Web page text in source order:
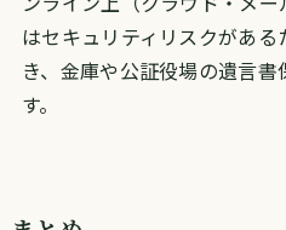
はセキュリティリスクがあ
き、金庫や公証役場の遺言
す。